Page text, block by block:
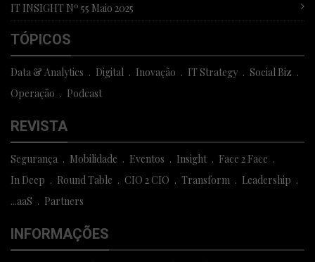
IT INSIGHT Nº 55 Maio 2025
TÓPICOS
Data & Analytics Digital Inovação IT Strategy
Social Biz
Operação
Podcast
REVISTA
Segurança Mobilidade Eventos Insight
Face 2 Face
In Deep
Round Table CIO 2 CIO Transform
Leadership
...aaS
Partners
INFORMAÇÕES